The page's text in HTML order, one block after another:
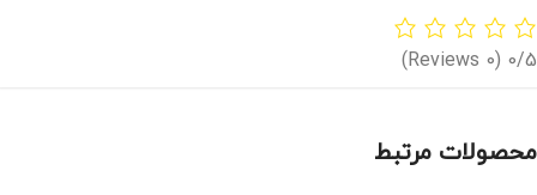
0/5
(0 Reviews)
محصولات مرتبط